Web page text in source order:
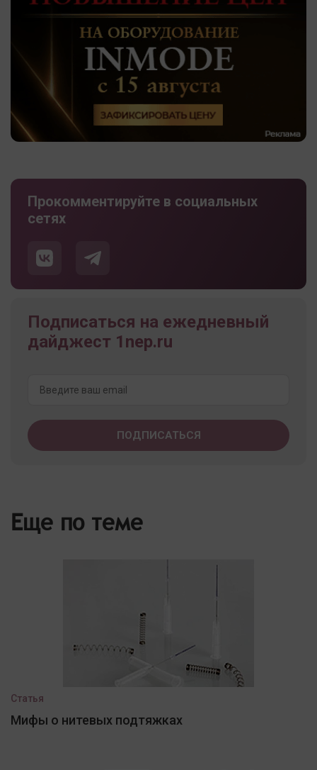
Прокомментируйте в социальных
сетях
Подписаться на ежедневный
дайджест 1nep.ru
Еще по теме
Статья
Мифы о нитевых подтяжках